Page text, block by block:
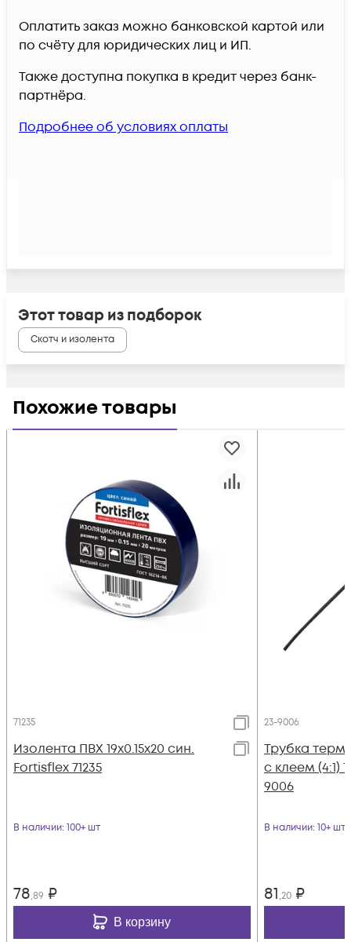
Оплатить заказ можно банковской картой или
по счёту для юридических лиц и ИП.
Также доступна покупка в кредит через банк-
партнёра.
Подробнее об условиях оплаты
Этот товар из подборок
Скотч и изолента
Похожие товары
71235
Изолента ПВХ 19х0.15x20 син.
Fortisflex 71235
В наличии: 100+ шт
78,89 ₽
В корзину
23-9006
Трубка
с клеем (4:1)
9006
В наличии: 10+ шт
81,20 ₽